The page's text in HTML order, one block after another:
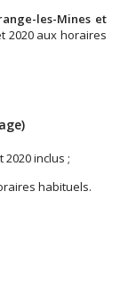
les-Mines et
2020 aux horaires
inclus ;
habituels.